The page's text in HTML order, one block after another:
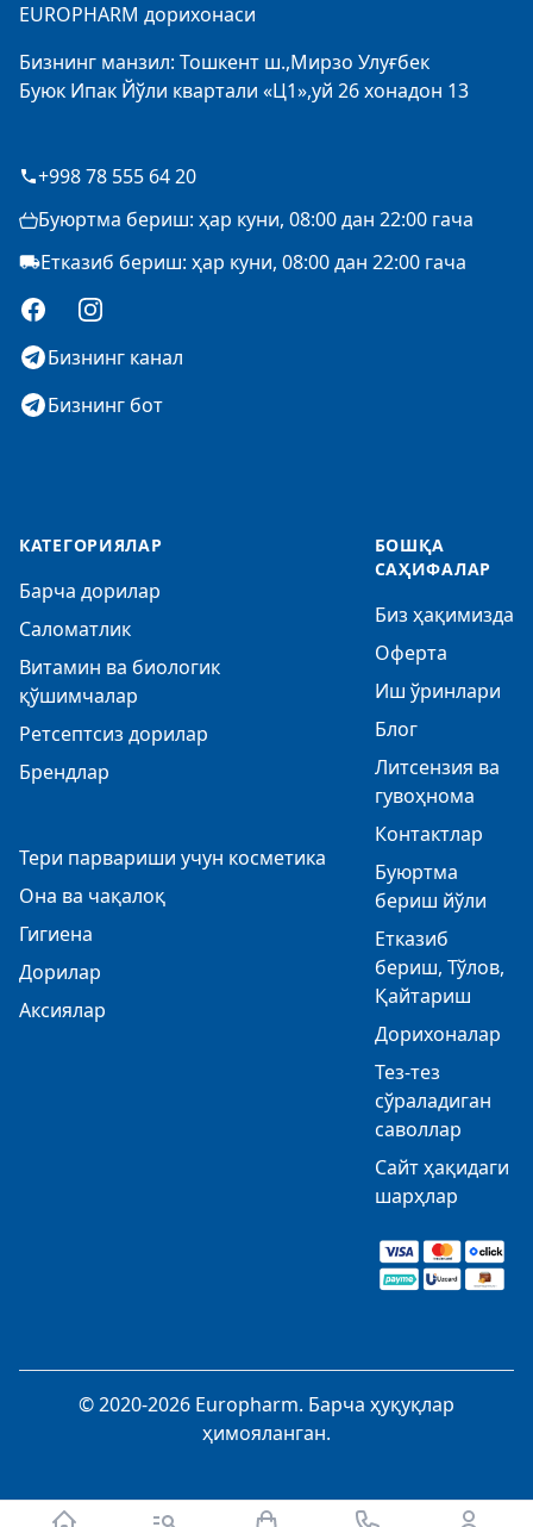
EUROPHARM дорихонаси
Бизнинг манзил: Тошкент ш.,Мирзо Улуғбек
Буюк Ипак Йўли квартали «Ц1»,уй 26 хонадон 13
+998 78 555 64 20
Буюртма бериш: ҳар куни, 08:00 дан 22:00 гача
Етказиб бериш: ҳар куни, 08:00 дан 22:00 гача
FacebookInstagram
Бизнинг канал
Бизнинг бот
КАТЕГОРИЯЛАР
Барча дорилар
Саломатлик
Витамин ва биологик
қўшимчалар
Ретсептсиз дорилар
Брендлар
Тери парвариши учун косметика
Она ва чақалоқ
Гигиена
Дорилар
Аксиялар
БОШҚА
САҲИФАЛАР
Биз ҳақимизда
Оферта
Иш ўринлари
Блог
Литсензия ва
гувоҳнома
Контактлар
Буюртма
бериш йўли
Етказиб
бериш, Тўлов,
Қайтариш
Дорихоналар
Тез-тез
сўраладиган
саволлар
Сайт ҳақидаги
шарҳлар
© 2020-2026 Europharm. Барча ҳуқуқлар
ҳимояланган.